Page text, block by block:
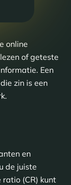
online
of geteste
Een
zin is een
en
de juiste
(CR) kunt